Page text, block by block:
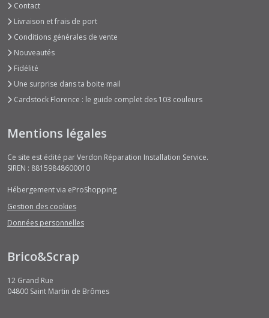
Contact
Livraison et frais de port
Conditions générales de vente
Nouveautés
Fidélité
Une surprise dans ta boite mail
Cardstock Florence : le guide complet des 103 couleurs
Mentions légales
Ce site est édité par Verdon Réparation Installation Service.
SIREN : 88159848600010
Hébergement via eProShopping
Gestion des cookies
Données personnelles
Brico&Scrap
12 Grand Rue
04800 Saint Martin de Brômes